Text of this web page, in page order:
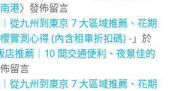
港〉發佈留言
從九州到東京 7 大區域推薦、花期
實測心得 (內含租車折扣碼) - 」於
店推薦｜10 間交通便利、夜景佳的
留言
從九州到東京 7 大區域推薦、花期